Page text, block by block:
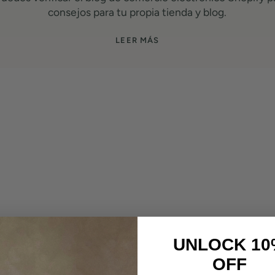
consejos para tu propia tienda y blog.
LEER MÁS
UNLOCK
OFF